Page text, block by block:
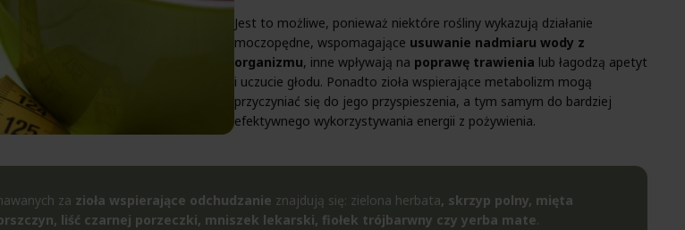
Jest to możliwe, ponieważ niektóre rośliny wykazują działanie
moczopędne, wspomagające usuwanie nadmiaru wody z
organizmu, inne wpływają na poprawę trawienia lub łagodzą apetyt
i uczucie głodu. Ponadto zioła wspierające metabolizm mogą
przyczyniać się do jego przyspieszenia, a tym samym do bardziej
efektywnego wykorzystywania energii z pożywienia.
za zioła wspierające odchudzanie znajdują się: zielona herbata, skrzyp polny, mięta
liść czarnej porzeczki, mniszek lekarski, fiołek trójbarwny czy yerba mate.